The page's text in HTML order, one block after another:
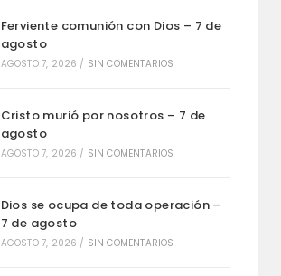
Ferviente comunión con Dios – 7 de
agosto
AGOSTO 7, 2026 / SIN COMENTARIOS
Cristo murió por nosotros – 7 de
agosto
AGOSTO 7, 2026 / SIN COMENTARIOS
Dios se ocupa de toda operación –
7 de agosto
AGOSTO 7, 2026 / SIN COMENTARIOS